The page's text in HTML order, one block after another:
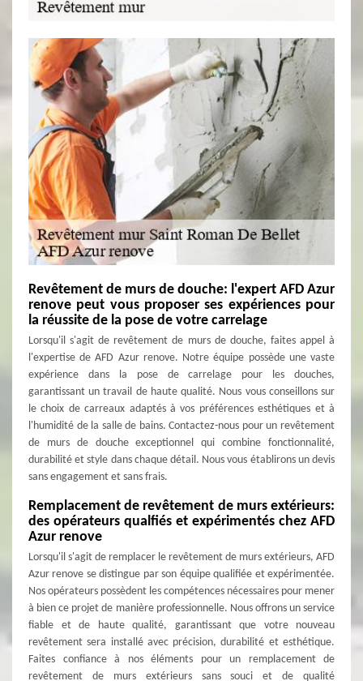
Revêtement de murs de douche: l'expert AFD Azur
renove peut vous proposer ses expériences pour
la réussite de la pose de votre carrelage
Lorsqu'il s'agit de revêtement de murs de douche, faites appel à
l'expertise de AFD Azur renove. Notre équipe possède une vaste
expérience dans la pose de carrelage pour les douches,
garantissant un travail de haute qualité. Nous vous conseillons sur
le choix de carreaux adaptés à vos préférences esthétiques et à
l'humidité de la salle de bains. Contactez-nous pour un revêtement
de murs de douche exceptionnel qui combine fonctionnalité,
durabilité et style dans chaque détail. Nous vous établirons un devis
sans engagement et sans frais.
Remplacement de revêtement de murs extérieurs:
des opérateurs qualfiés et expérimentés chez AFD
Azur renove
Lorsqu'il s'agit de remplacer le revêtement de murs extérieurs, AFD
Azur renove se distingue par son équipe qualifiée et expérimentée.
Nos opérateurs possèdent les compétences nécessaires pour mener
à bien ce projet de manière professionnelle. Nous offrons un service
fiable et de haute qualité, garantissant que votre nouveau
revêtement sera installé avec précision, durabilité et esthétique.
Faites confiance à nos éléments pour un remplacement de
revêtement de murs extérieurs sans souci et de qualité